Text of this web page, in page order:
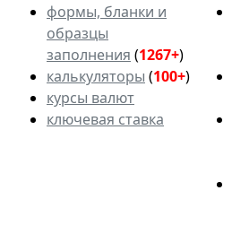
формы, бланки и
образцы
заполнения (1267+)
калькуляторы (100+)
курсы валют
ключевая ставка